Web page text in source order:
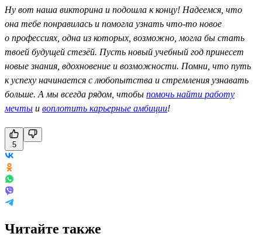
Ну вот наша викторина и подошла к концу! Надеемся, что
она тебе понравилась и помогла узнать что-то новое
о профессиях, одна из которых, возможно, могла бы стать
твоей будущей стезёй. Пусть новый учебный год принесет
новые знания, вдохновение и возможности. Помни, что путь
к успеху начинается с любопытства и стремления узнавать
больше. А мы всегда рядом, чтобы помочь найти работу
мечты и воплотить карьерные амбиции!
5
Читайте также